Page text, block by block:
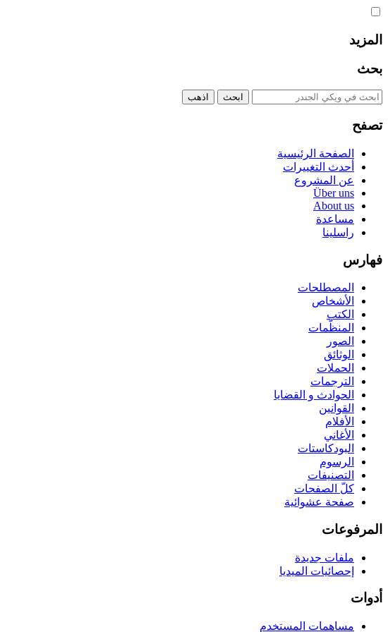
المزيد
بحث
تصفح
الصفحة الرئيسية
أحدث التغييرات
عن المشروع
Über uns
About us
مساعدة
راسلينا
فهارس
المصطلحات
الأشخاص
الكتب
المنظّمات
الصور
الوثائق
الحملات
الترجمات
الحوادث و القضايا
القوانين
الأفلام
الأغاني
البودكاستات
الرسوم
التصنيفات
كلّ الصفحات
صفحة عشوائية
المرفوعات
ملفات جديدة
إحصائيات الميديا
أدوات
مساهمات المستخدم